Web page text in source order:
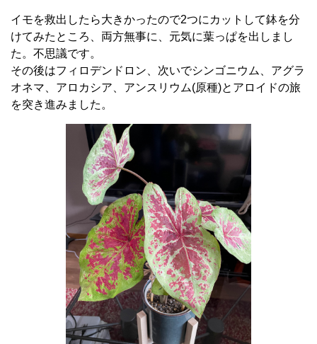
イモを救出したら大きかったので2つにカットして鉢を分
けてみたところ、両方無事に、元気に葉っぱを出しまし
た。不思議です。
その後はフィロデンドロン、次いでシンゴニウム、アグラ
オネマ、アロカシア、アンスリウム(原種)とアロイドの旅
を突き進みました。